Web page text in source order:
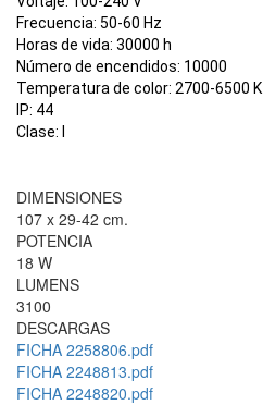
Frecuencia: 50-60 Hz
Horas de vida: 30000 h
Número de encendidos: 10000
Temperatura de color: 2700-6500 K
IP: 44
Clase:
DIMENSIONES
107 x 29-42 cm.
POTENCIA
18 W
LUMENS
3100
DESCARGAS
FICHA 2258806.pdf
FICHA 2248813.pdf
FICHA 2248820.pdf